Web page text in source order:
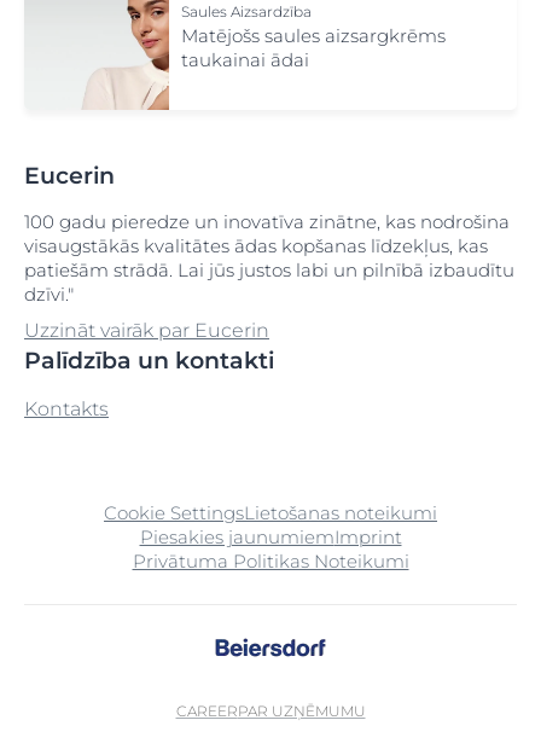
Saules Aizsardzība
Matējošs saules aizsargkrēms
taukainai ādai
Eucerin
100 gadu pieredze un inovatīva zinātne, kas nodrošina
visaugstākās kvalitātes ādas kopšanas līdzekļus, kas
patiešām strādā. Lai jūs justos labi un pilnībā izbaudītu
dzīvi."
Uzzināt vairāk par Eucerin
Palīdzība un kontakti
Kontakts
Cookie SettingsLietošanas noteikumi
Piesakies jaunumiemImprint
Privātuma Politikas Noteikumi
CAREERPAR UZŅĒMUMU